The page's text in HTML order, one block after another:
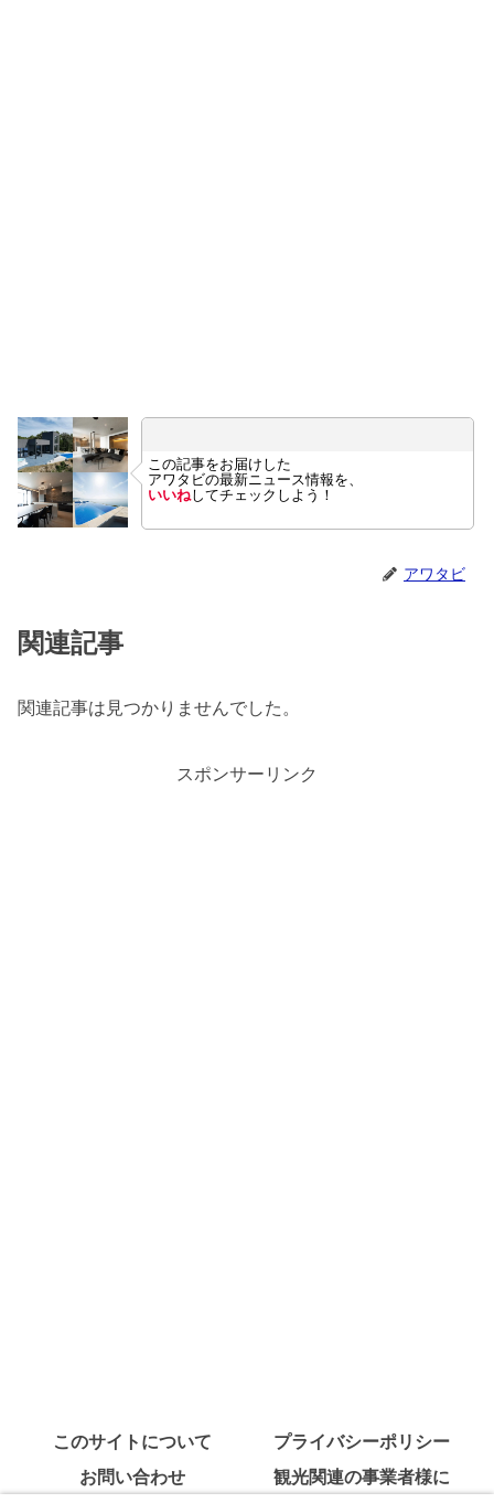
この記事をお届けした
アワタビの最新ニュース情報を、
いいねしてチェックしよう！
アワタビ
関連記事
関連記事は見つかりませんでした。
スポンサーリンク
このサイトについて
プライバシーポリシー
お問い合わせ
観光関連の事業者様に